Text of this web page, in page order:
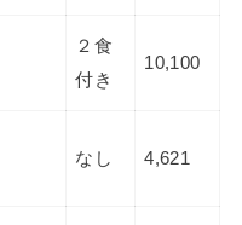
２食
付き
10,100
なし 4,621